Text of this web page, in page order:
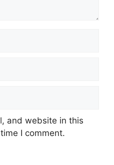
and website in this
I comment.